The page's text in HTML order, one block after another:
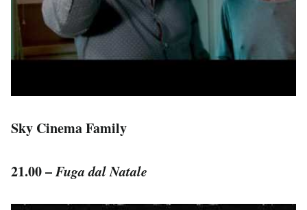
Sky Cinema Family
21.00 –Fuga dal Natale